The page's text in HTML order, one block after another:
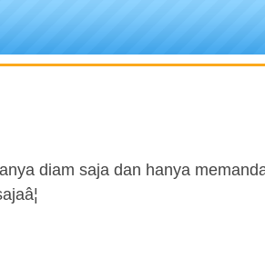
diam saja dan hanya